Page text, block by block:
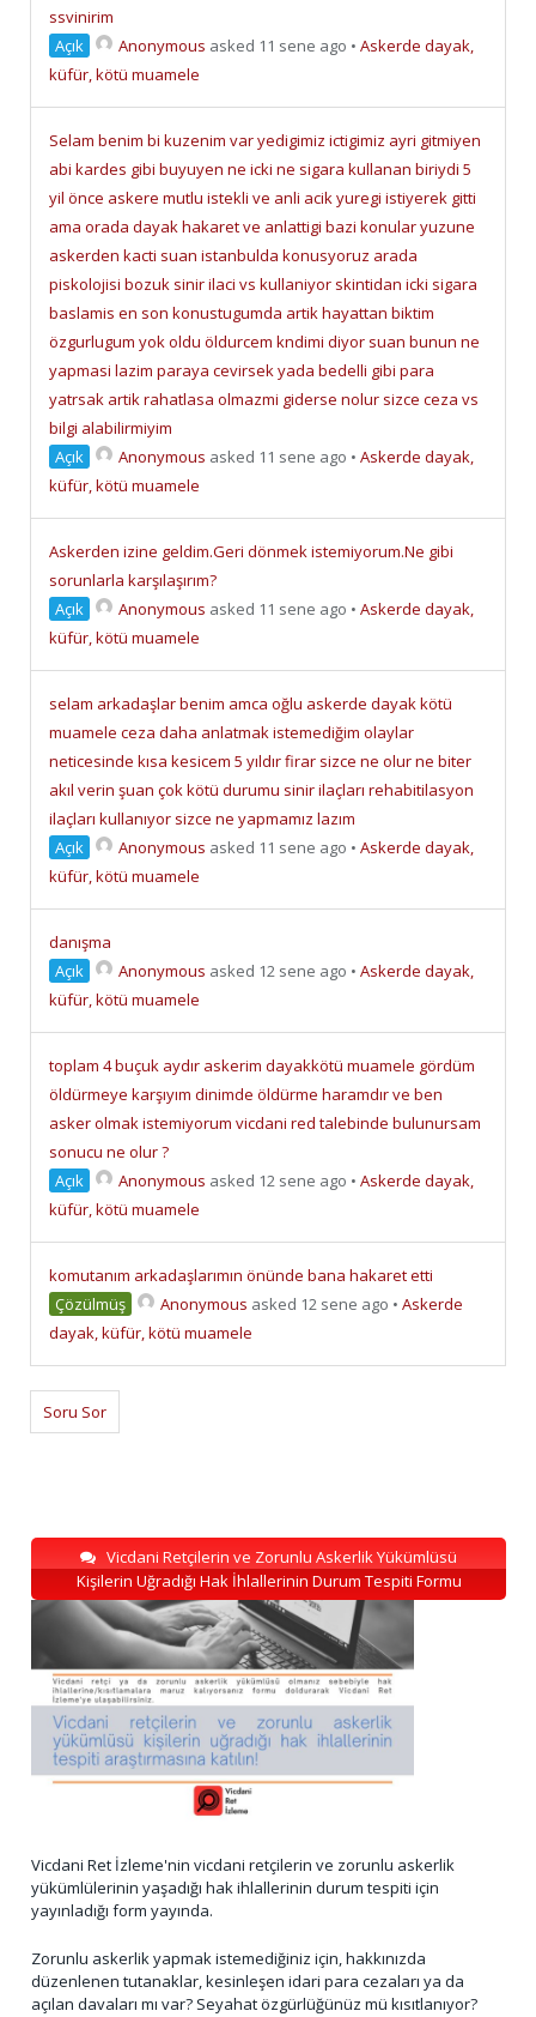
ssvinirim
Açık
Anonymous asked 11 sene ago • Askerde dayak,
küfür, kötü muamele
Selam benim bi kuzenim var yedigimiz ictigimiz ayri gitmiyen
abi kardes gibi buyuyen ne icki ne sigara kullanan biriydi 5
yil önce askere mutlu istekli ve anli acik yuregi istiyerek gitti
ama orada dayak hakaret ve anlattigi bazi konular yuzune
askerden kacti suan istanbulda konusyoruz arada
piskolojisi bozuk sinir ilaci vs kullaniyor skintidan icki sigara
baslamis en son konustugumda artik hayattan biktim
özgurlugum yok oldu öldurcem kndimi diyor suan bunun ne
yapmasi lazim paraya cevirsek yada bedelli gibi para
yatrsak artik rahatlasa olmazmi giderse nolur sizce ceza vs
bilgi alabilirmiyim
Açık
Anonymous asked 11 sene ago • Askerde dayak,
küfür, kötü muamele
Askerden izine geldim.Geri dönmek istemiyorum.Ne gibi
sorunlarla karşılaşırım?
Açık
Anonymous asked 11 sene ago • Askerde dayak,
küfür, kötü muamele
selam arkadaşlar benim amca oğlu askerde dayak kötü
muamele ceza daha anlatmak istemediğim olaylar
neticesinde kısa kesicem 5 yıldır firar sizce ne olur ne biter
akıl verin şuan çok kötü durumu sinir ilaçları rehabitilasyon
ilaçları kullanıyor sizce ne yapmamız lazım
Açık
Anonymous asked 11 sene ago • Askerde dayak,
küfür, kötü muamele
danışma
Açık
Anonymous asked 12 sene ago • Askerde dayak,
küfür, kötü muamele
toplam 4 buçuk aydır askerim dayakkötü muamele gördüm
öldürmeye karşıyım dinimde öldürme haramdır ve ben
asker olmak istemiyorum vicdani red talebinde bulunursam
sonucu ne olur ?
Açık
Anonymous asked 12 sene ago • Askerde dayak,
küfür, kötü muamele
komutanım arkadaşlarımın önünde bana hakaret etti
Çözülmüş
Anonymous asked 12 sene ago • Askerde
dayak, küfür, kötü muamele
Soru Sor
Vicdani Retçilerin ve Zorunlu Askerlik Yükümlüsü
Kişilerin Uğradığı Hak İhlallerinin Durum Tespiti Formu
Vicdani Ret İzleme'nin vicdani retçilerin ve zorunlu askerlik
yükümlülerinin yaşadığı hak ihlallerinin durum tespiti için
yayınladığı form yayında.
Zorunlu askerlik yapmak istemediğiniz için, hakkınızda
düzenlenen tutanaklar, kesinleşen idari para cezaları ya da
açılan davaları mı var? Seyahat özgürlüğünüz mü kısıtlanıyor?